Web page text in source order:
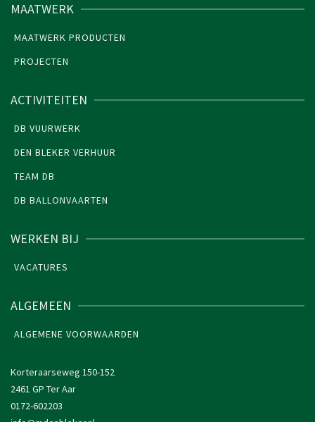
MAATWERK
MAATWERK PRODUCTEN
PROJECTEN
ACTIVITEITEN
DB VUURWERK
DEN BLEKER VERHUUR
TEAM DB
DB BALLONVAARTEN
WERKEN BIJ
VACATURES
ALGEMEEN
ALGEMENE VOORWAARDEN
Korteraarseweg 150-152
2461 GP Ter Aar
0172-602203